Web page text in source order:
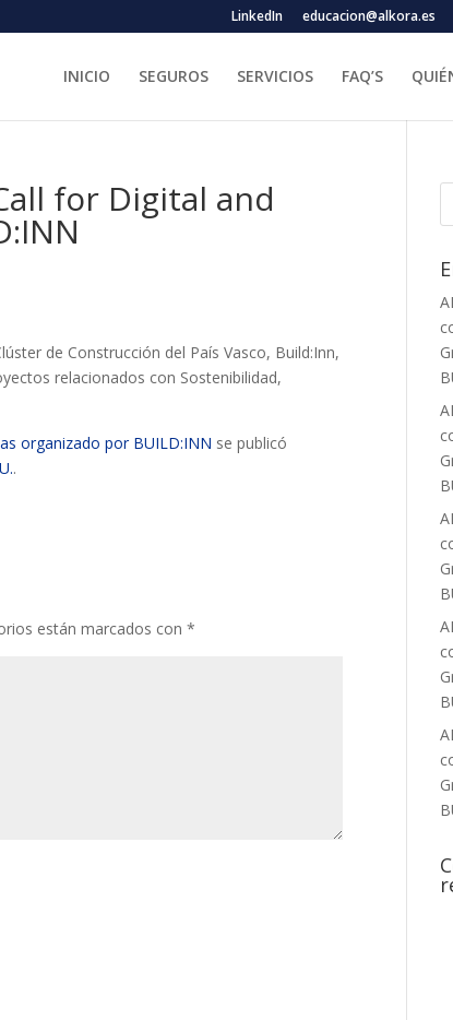
LinkedIn educacion@alkora.es
INICIO SEGUROS SERVICIOS FAQ’S
for Digital and
de Construcción del País Vasco, Build:Inn,
relacionados con Sostenibilidad,
organizado por BUILD:INN se publicó
.
están marcados con*